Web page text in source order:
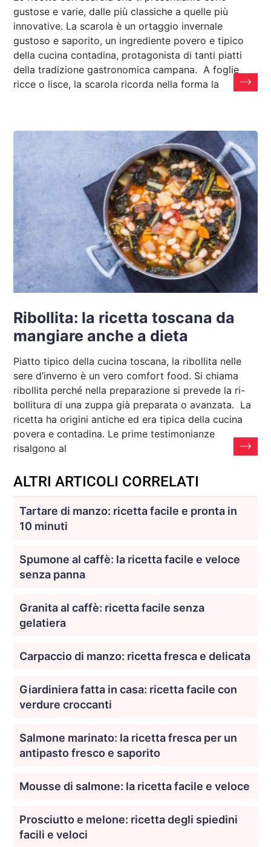
gustose e varie, dalle più classiche a quelle più
innovative. La scarola è un ortaggio invernale
gustoso e saporito, un ingrediente povero e tipico
della cucina contadina, protagonista di tanti piatti
della tradizione gastronomica campana. A foglie
ricce o lisce, la scarola ricorda nella forma la
Ribollita: la ricetta toscana da
mangiare anche a dieta
Piatto tipico della cucina toscana, la ribollita nelle
sere d’inverno è un vero comfort food. Si chiama
ribollita perché nella preparazione si prevede la ri-
bollitura di una zuppa già preparata o avanzata. La
ricetta ha origini antiche ed era tipica della cucina
povera e contadina. Le prime testimonianze
risalgono al
ALTRI ARTICOLI CORRELATI
Tartare di manzo: ricetta facile e pronta in
10 minuti
Spumone al caffè: la ricetta facile e veloce
senza panna
Granita al caffè: ricetta facile senza
gelatiera
Carpaccio di manzo: ricetta fresca e delicata
Giardiniera fatta in casa: ricetta facile con
verdure croccanti
Salmone marinato: la ricetta fresca per un
antipasto fresco e saporito
Mousse di salmone: la ricetta facile e veloce
Prosciutto e melone: ricetta degli spiedini
facili e veloci